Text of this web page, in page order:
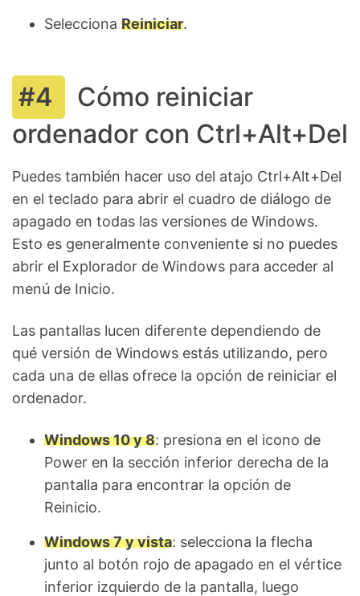
Selecciona Reiniciar.
Cómo reiniciar
ordenador con Ctrl+Alt+Del
Puedes también hacer uso del atajo Ctrl+Alt+Del
en el teclado para abrir el cuadro de diálogo de
apagado en todas las versiones de Windows.
Esto es generalmente conveniente si no puedes
abrir el Explorador de Windows para acceder al
menú de Inicio.
Las pantallas lucen diferente dependiendo de
qué versión de Windows estás utilizando, pero
cada una de ellas ofrece la opción de reiniciar el
ordenador.
Windows 10 y 8: presiona en el icono de
Power en la sección inferior derecha de la
pantalla para encontrar la opción de
Reinicio.
Windows 7 y vista: selecciona la flecha
junto al botón rojo de apagado en el vértice
inferior izquierdo de la pantalla, luego